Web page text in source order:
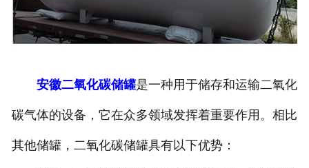
安徽分离容器
安徽换热容器
安徽二氧化碳储罐是一种用于储存和运输二氧化
碳气体的设备，它在众多领域发挥着重要作用。相比
其他储罐，二氧化碳储罐具有以下优势：